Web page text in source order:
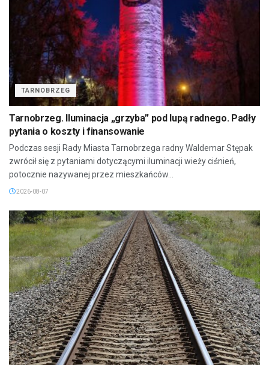
TARNOBRZEG
Tarnobrzeg. Iluminacja „grzyba” pod lupą radnego. Padły
pytania o koszty i finansowanie
Podczas sesji Rady Miasta Tarnobrzega radny Waldemar Stępak
zwrócił się z pytaniami dotyczącymi iluminacji wieży ciśnień,
potocznie nazywanej przez mieszkańców...
2026-08-07